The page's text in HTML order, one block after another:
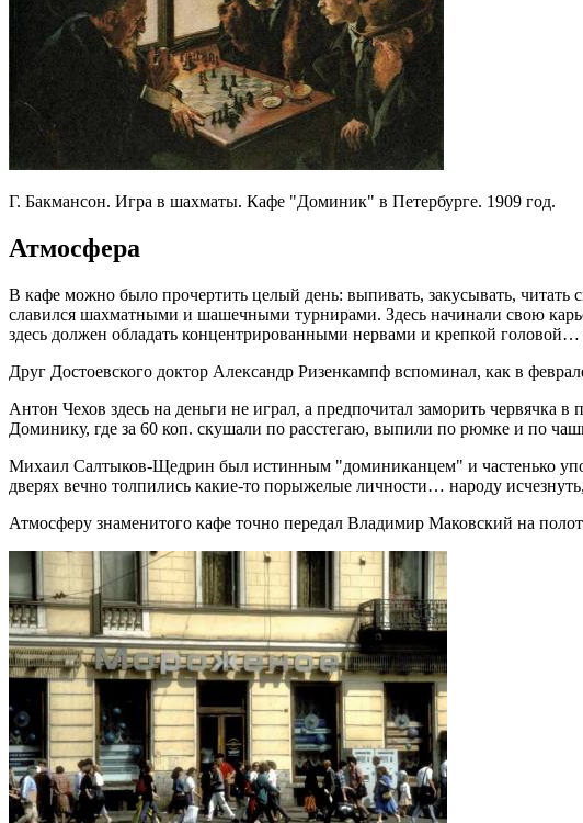
Г. Бакмансон. Игра в шахматы. Кафе "Доминик" в Петербурге. 1909 год.
Атмосфера
В кафе можно было прочертить целый день: выпивать, закусывать,
славился шахматными и шашечными турнирами. Здесь начинали свою
здесь должен обладать концентрированными нервами и крепкой
Друг Достоевского доктор Александр Ризенкампф вспоминал, как в
Антон Чехов здесь на деньги не играл, а предпочитал заморить
Доминику, где за 60 коп. скушали по расстегаю, выпили по рюмке и по
Михаил Салтыков-Щедрин был истинным "доминиканцем" и частенько
дверях вечно толпились какие-то порыжелые личности… народу
Атмосферу знаменитого кафе точно передал Владимир Маковский на